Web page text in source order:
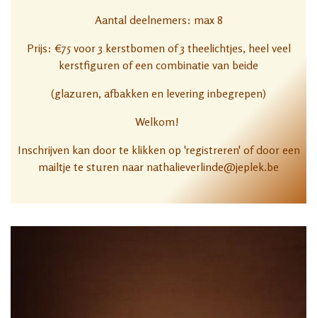
Aantal deelnemers: max 8
Prijs: €75 voor 3 kerstbomen of 3 theelichtjes, heel veel
kerstfiguren of een combinatie van beide
(glazuren, afbakken en levering inbegrepen)
Welkom!
Inschrijven kan door te klikken op 'registreren' of door een
mailtje te sturen naar nathalieverlinde@jeplek.be